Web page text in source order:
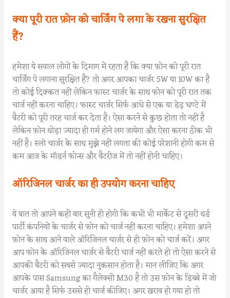
क्या पूरी रात फ़ोन को चार्जिंग पे लगा के रखना सुरक्षित
हैं?
हमेशा ये सवाल लोगों के दिमाग में रहता है कि क्या फ़ोन को पूरी रात
चार्जिंग पे लगाना सुरक्षित हैं? तो अगर आपका चार्जर 5W या 10W का है
तो कोई दिक्कत नहीं लेकिन फास्ट चार्जर के साथ फोन को पूरी रात तक
चार्ज नहीं करना चाहिए। फास्ट चार्जर सिर्फ आधे से एक या डेढ़ घण्टे में
बैटरी को पूरी तरह चार्ज कर देता है। ऐसा करने से कुछ होता तो नहीं है
लेकिन फ़ोन थोड़ा ज्यादा ही गर्म होने लग जायेगा और ऐसा करना ठीक भी
नहीं है। स्लो चार्जर के साथ मुझे नहीं लगता की कोई परेशानी होगी कम से
कम आज के मॉडर्न फोन्स और बैटरीज में तो नहीं होनी चाहिए।
ऑरिजिनल चार्जर का ही उपयोग करना चाहिए
ये बात तो आपने कही बार सुनी ही होगी कि कभी भी मार्केट से दूसरी थर्ड
पार्टी कंपनियों के चार्जर से फोन को चार्ज नहीं करना चाहिए। हमेशा अपने
फ़ोन के साथ आने वाले ऑरिजिनल चार्जर से ही फ़ोन को चार्ज करें। अगर
आप फोन के ऑरिजिनल चार्जर से बैटरी चार्ज नहीं करते हो तो ऐसा करने से
आपकी बैटरी को सबसे ज्यादा नुकसान होता है। मान लीजिए कि अगर
आपके पास Samsung का गैलेक्सी M30 है तो उस फ़ोन के डिब्बे में जो
चार्जर आया है सिर्फ उससे ही चार्ज कीजिए। अगर खराब हो गया हो तो